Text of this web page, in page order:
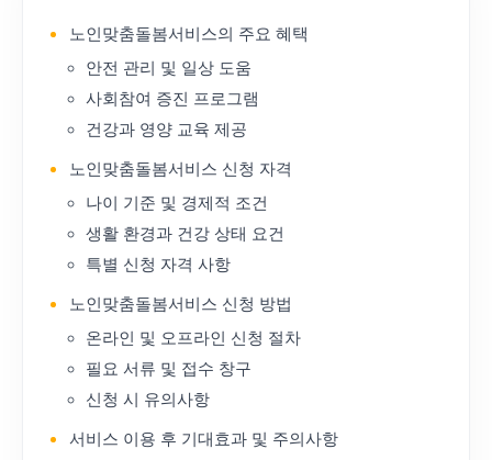
노인맞춤돌봄서비스의 주요 혜택
안전 관리 및 일상 도움
사회참여 증진 프로그램
건강과 영양 교육 제공
노인맞춤돌봄서비스 신청 자격
나이 기준 및 경제적 조건
생활 환경과 건강 상태 요건
특별 신청 자격 사항
노인맞춤돌봄서비스 신청 방법
온라인 및 오프라인 신청 절차
필요 서류 및 접수 창구
신청 시 유의사항
서비스 이용 후 기대효과 및 주의사항